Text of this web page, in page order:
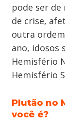
pode ser
de crise,
outra
ano, idosos
Hemisfério
Hemisfério
Plutão no
você é?